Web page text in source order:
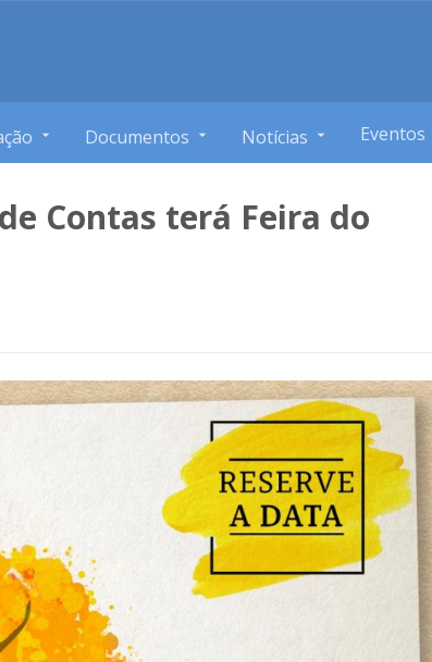
Documentos Notícias Eventos
Contas terá Feira do